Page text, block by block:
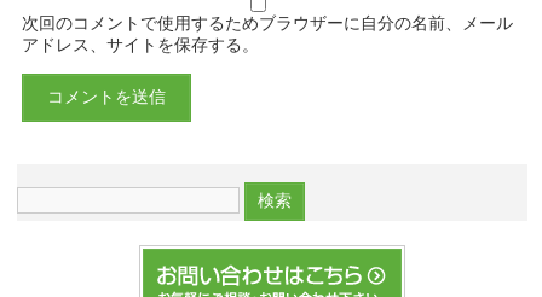
次回のコメントで使用するためブラウザーに自分の名前、メール
アドレス、サイトを保存する。